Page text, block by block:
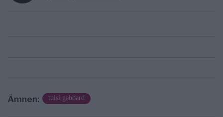
Ämnen: tulsi gabbard